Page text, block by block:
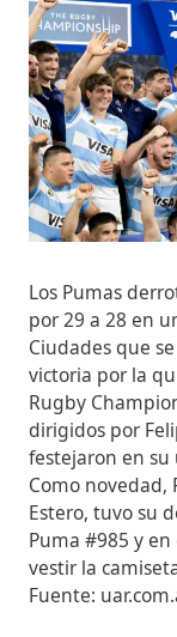
Los Pumas
por 29 a 28 en
Ciudades que
victoria por la
Rugby
dirigidos por
festejaron en
Como novedad,
Estero, tuvo su
Puma #985 y
vestir la
Fuente: